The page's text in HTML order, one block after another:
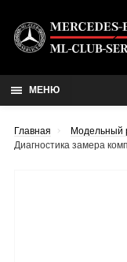
МЕНЮ
Главная Модельный
Диагностика замера